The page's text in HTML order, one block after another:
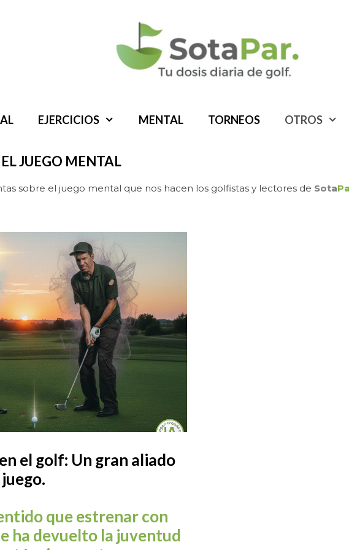
EJERCICIOS MENTAL TORNEOS OTROS
JUEGO MENTAL
sobre el juego mental que nos hacen los golfistas y lectores de Sota
el golf: Un gran aliado
que estrenar con
ha devuelto la juventud